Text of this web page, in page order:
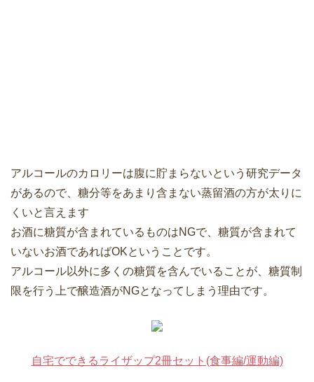
アルコールのカロリーは腹に貯まらないという研究データ
があるので、糖分等をあまり含まない蒸留酒の方が太りに
くいと言えます
お酒に糖質が含まれているものはNGで、糖質が含まれて
いないお酒であればOKということです。
アルコール以外に多くの糖質を含んでいることが、糖質制
限を行う上で醸造酒がNGとなってしまう理由です。
自宅でできるライザップ2冊セット(食事編/運動編)